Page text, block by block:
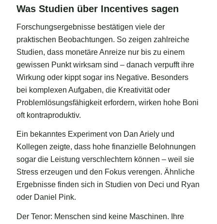
Was Studien über Incentives sagen
Forschungsergebnisse bestätigen viele der
praktischen Beobachtungen. So zeigen zahlreiche
Studien, dass monetäre Anreize nur bis zu einem
gewissen Punkt wirksam sind – danach verpufft ihre
Wirkung oder kippt sogar ins Negative. Besonders
bei komplexen Aufgaben, die Kreativität oder
Problemlösungsfähigkeit erfordern, wirken hohe Boni
oft kontraproduktiv.
Ein bekanntes Experiment von Dan Ariely und
Kollegen zeigte, dass hohe finanzielle Belohnungen
sogar die Leistung verschlechtern können – weil sie
Stress erzeugen und den Fokus verengen. Ähnliche
Ergebnisse finden sich in Studien von Deci und Ryan
oder Daniel Pink.
Der Tenor: Menschen sind keine Maschinen. Ihre